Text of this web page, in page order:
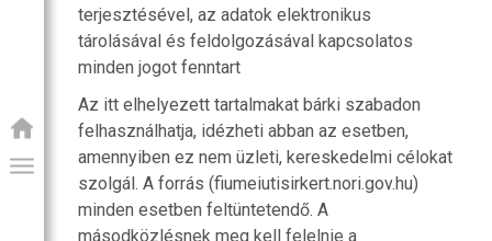
terjesztésével, az adatok elektronikus
tárolásával és feldolgozásával kapcsolatos
minden jogot fenntart
Az itt elhelyezett tartalmakat bárki szabadon
felhasználhatja, idézheti abban az esetben,
amennyiben ez nem üzleti, kereskedelmi célokat
szolgál. A forrás (fiumeiutisirkert.nori.gov.hu)
minden esetben feltüntetendő. A
másodközlésnek meg kell felelnie a